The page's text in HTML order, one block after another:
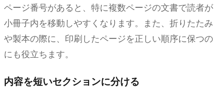
ページ番号があると、特に複数ページの文書で読者が
小冊子内を移動しやすくなります。また、折りたたみ
や製本の際に、印刷したページを正しい順序に保つの
にも役立ちます。
内容を短いセクションに分ける